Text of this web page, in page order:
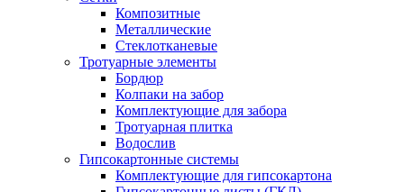
Композитные
Металлические
Стеклотканевые
Тротуарные элементы
Бордюр
Колпаки на забор
Комплектующие для забора
Тротуарная плитка
Водослив
Гипсокартонные системы
Комплектующие для гипсокартона